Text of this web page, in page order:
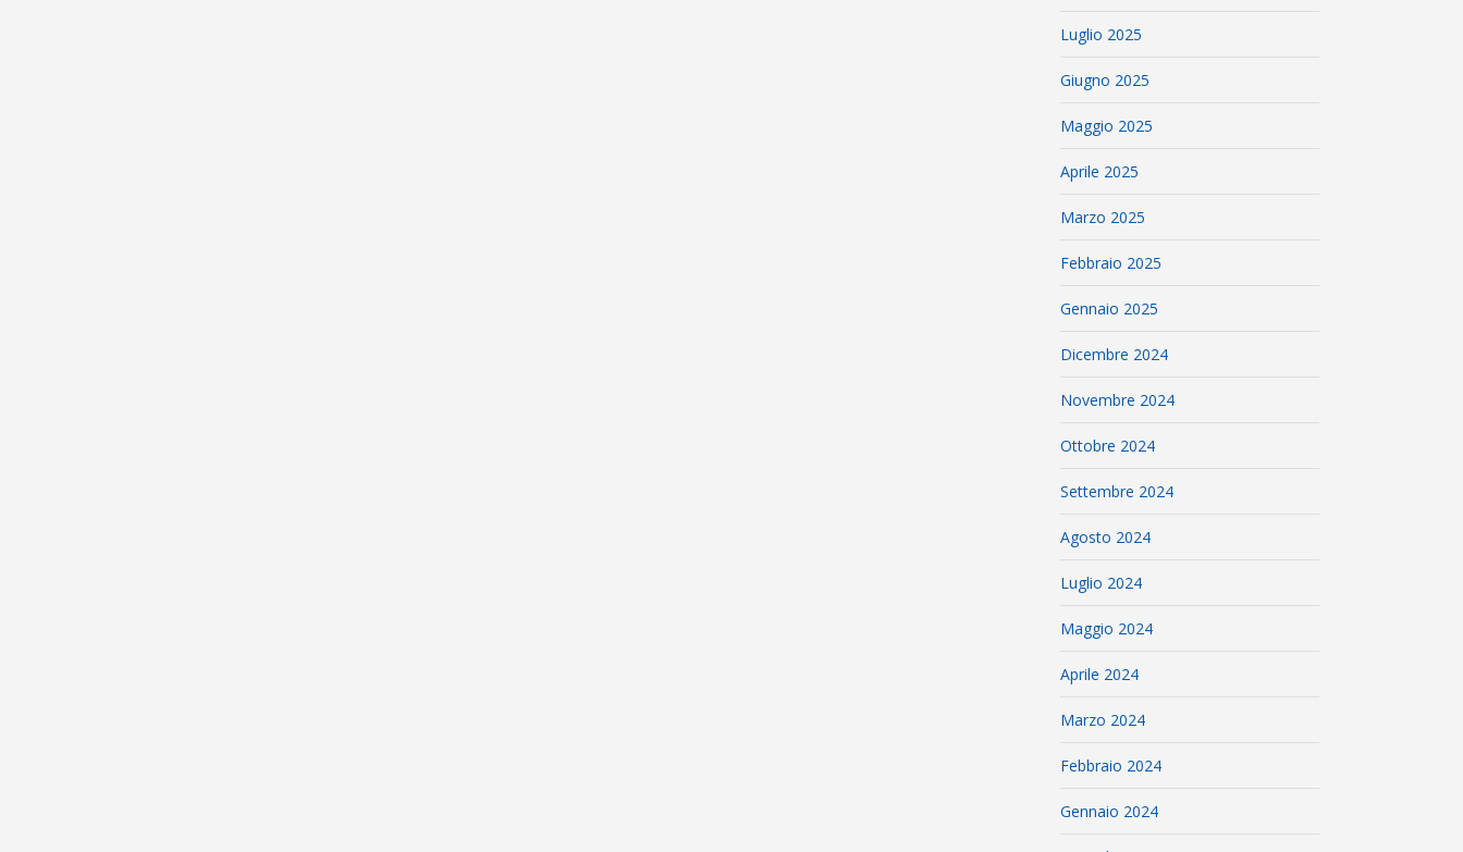
Luglio 2025
Giugno 2025
Maggio 2025
Aprile 2025
Marzo 2025
Febbraio 2025
Gennaio 2025
Dicembre 2024
Novembre 2024
Ottobre 2024
Settembre 2024
Agosto 2024
Luglio 2024
Maggio 2024
Aprile 2024
Marzo 2024
Febbraio 2024
Gennaio 2024